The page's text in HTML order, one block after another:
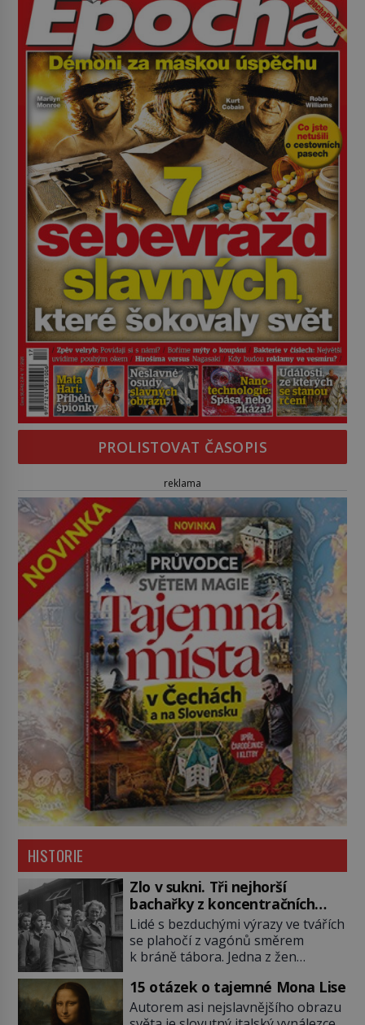
PROLISTOVAT ČASOPIS
reklama
HISTORIE
Zlo v sukni. Tři nejhorší
bachařky z koncentračních
táborů
Lidé s bezduchými výrazy ve tvářích
se plahočí z vagónů směrem
k bráně tábora. Jedna z žen
jejich oči se setkají. Místo soucitu
však přichází gesto, které
15 otázek o tajemné Mona Lise
Autorem asi nejslavnějšího obrazu